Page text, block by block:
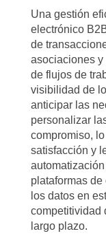
Una gestión
electrónico
de
asociaciones y
de flujos de
visibilidad de
anticipar las
personalizar
compromiso,
satisfacción y
plataformas
los datos en
competitividad
largo plazo.